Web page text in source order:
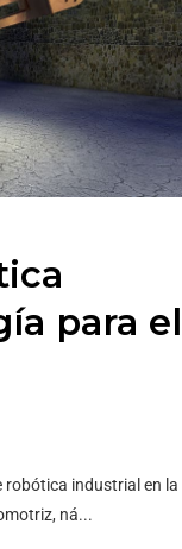
para el
robótica industrial en la
ná...